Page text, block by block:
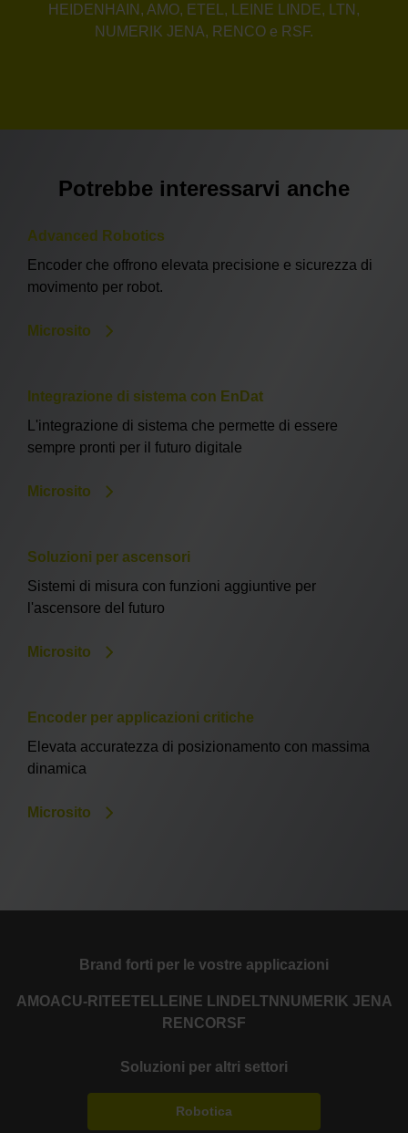
HEIDENHAIN, AMO, ETEL, LEINE LINDE, LTN,
NUMERIK JENA, RENCO e RSF.
Potrebbe interessarvi anche
Advanced Robotics
Encoder che offrono elevata precisione e sicurezza di
movimento per robot.
Microsito
Integrazione di sistema con EnDat
L'integrazione di sistema che permette di essere
sempre pronti per il futuro digitale
Microsito
Soluzioni per ascensori
Sistemi di misura con funzioni aggiuntive per
l'ascensore del futuro
Microsito
Encoder per applicazioni critiche
Elevata accuratezza di posizionamento con massima
dinamica
Microsito
Brand forti per le vostre applicazioni
AMOACU-RITE ETEL LEINE LINDE LTN NUMERIK JENA
RENCORSF
Soluzioni per altri settori
Robotica